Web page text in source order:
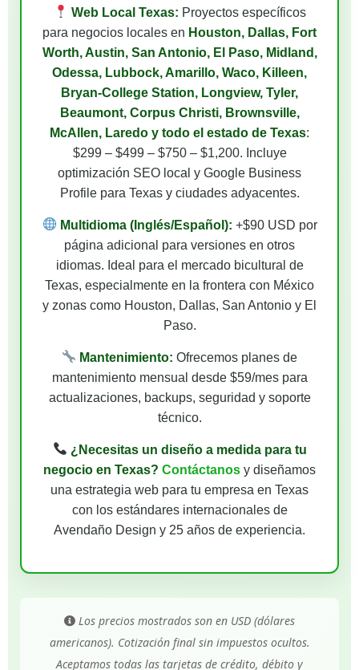
Web Local Texas: Proyectos específicos
para negocios locales en Houston, Dallas, Fort
Worth, Austin, San Antonio, El Paso, Midland,
Odessa, Lubbock, Amarillo, Waco, Killeen,
Bryan-College Station, Longview, Tyler,
Beaumont, Corpus Christi, Brownsville,
McAllen, Laredo y todo el estado de Texas:
$299 – $499 – $750 – $1,200. Incluye
optimización SEO local y Google Business
Profile para Texas y ciudades adyacentes.
Multidioma (Inglés/Español): +$90 USD por
página adicional para versiones en otros
idiomas. Ideal para el mercado bicultural de
Texas, especialmente en la frontera con México
y zonas como Houston, Dallas, San Antonio y El
Paso.
Mantenimiento: Ofrecemos planes de
mantenimiento mensual desde $59/mes para
actualizaciones, backups, seguridad y soporte
técnico.
¿Necesitas un diseño a medida para tu
negocio en Texas? Contáctanos y diseñamos
una estrategia web para tu empresa en Texas
con los estándares internacionales de
Avendaño Design y 25 años de experiencia.
Los precios mostrados son en USD (dólares
americanos). Cotización final sin impuestos ocultos.
Aceptamos todas las tarjetas de crédito, débito y